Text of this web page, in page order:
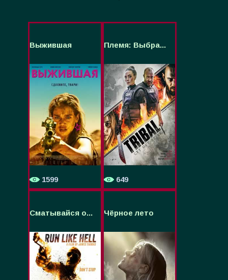
Выжившая
1599
Племя: Выбра...
649
Сматывайся о... Чёрное лето